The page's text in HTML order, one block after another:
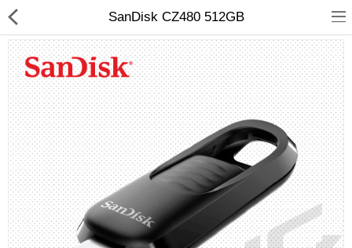
客訂商品
筆電
超值DIY主機
迷你PC專區
SanDisk CZ480 512GB